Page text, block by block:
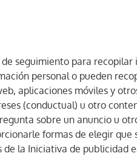
seguimiento para
personal o pueden
aplicaciones móviles y
(conductual) u otro
sobre un anuncio u
formas de elegir
la Iniciativa de